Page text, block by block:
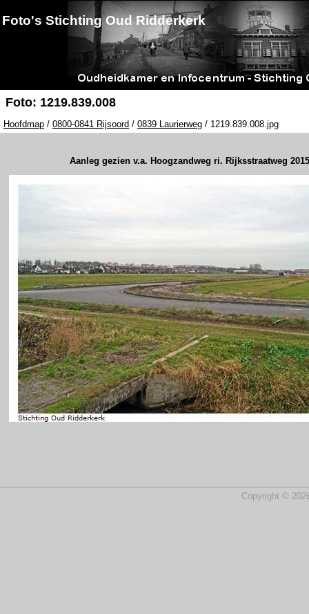
Foto's Stichting Oud Ridderkerk
Foto: 1219.839.008
Hoofdmap / 0800-0841 Rijsoord / 0839 Laurierweg / 1219.839.008.jpg
Aanleg gezien v.a. Hoogzandweg ri. Rijksstraatweg 2015
Copyright ©